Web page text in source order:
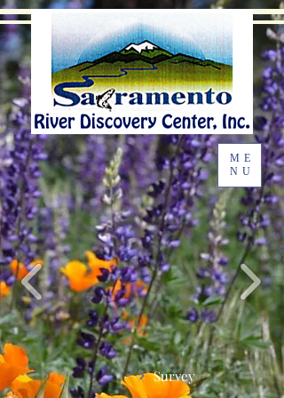
Survey
ME
NU